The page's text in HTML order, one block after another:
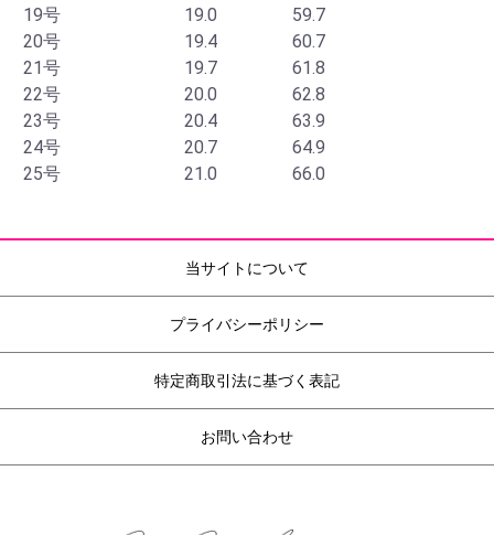
19号
19.0
59.7
20号
19.4
60.7
21号
19.7
61.8
22号
20.0
62.8
23号
20.4
63.9
24号
20.7
64.9
25号
21.0 66.0
当サイトについて
プライバシーポリシー
特定商取引法に基づく表記
お問い合わせ